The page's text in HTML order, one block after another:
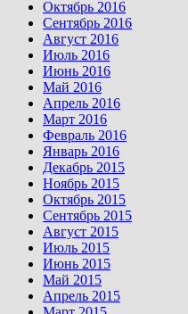
Октябрь 2016
Сентябрь 2016
Август 2016
Июль 2016
Июнь 2016
Май 2016
Апрель 2016
Март 2016
Февраль 2016
Январь 2016
Декабрь 2015
Ноябрь 2015
Октябрь 2015
Сентябрь 2015
Август 2015
Июль 2015
Июнь 2015
Май 2015
Апрель 2015